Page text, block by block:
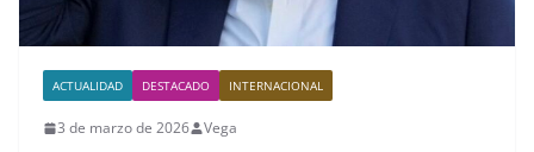
ACTUALIDAD DESTACADO INTERNACIONAL
3 de marzo de 2026 Vega